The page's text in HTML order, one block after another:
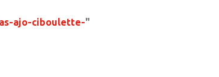
ajo-ciboulette-"